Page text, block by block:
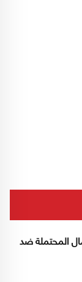
المحتملة ضد